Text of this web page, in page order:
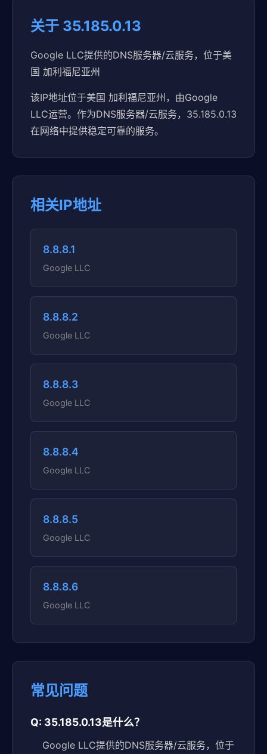
关于 35.185.0.13
Google LLC提供的DNS服务器/云服务，位于美
国 加利福尼亚州
该IP地址位于美国 加利福尼亚州，由Google
LLC运营。作为DNS服务器/云服务，35.185.0.13
在网络中提供稳定可靠的服务。
相关IP地址
8.8.8.1
Google LLC
8.8.8.2
Google LLC
8.8.8.3
Google LLC
8.8.8.4
Google LLC
8.8.8.5
Google LLC
8.8.8.6
Google LLC
常见问题
Q: 35.185.0.13是什么？
Google LLC提供的DNS服务器/云服务，位于